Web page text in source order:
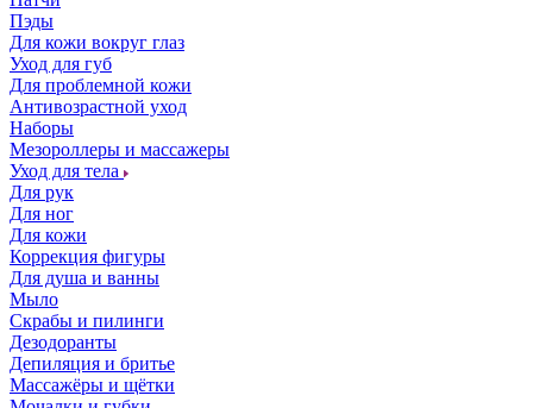
Пэды
Для кожи вокруг глаз
Уход для губ
Для проблемной кожи
Антивозрастной уход
Наборы
Мезороллеры и массажеры
Уход для тела
Для рук
Для ног
Для кожи
Коррекция фигуры
Для душа и ванны
Мыло
Скрабы и пилинги
Дезодоранты
Депиляция и бритье
Массажёры и щётки